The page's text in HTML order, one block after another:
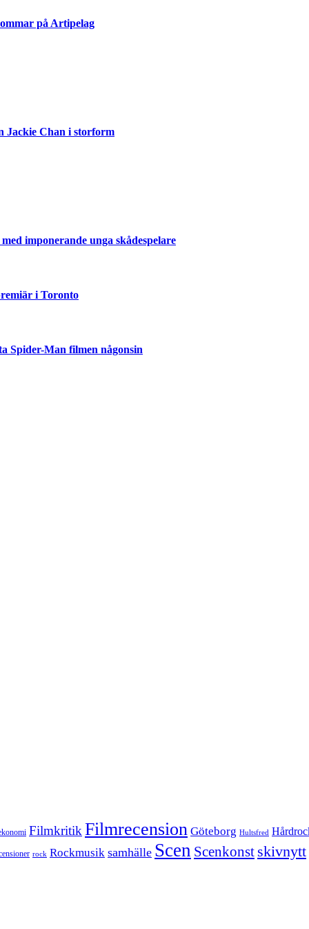
på Artipelag
Jackie Chan i storform
imponerande unga skådespelare
i Toronto
Spider-Man filmen någonsin
Filmkritik Filmrecension Göteborg Hultsfred
rock Rockmusik samhälle Scen Scenkonst skivnytt